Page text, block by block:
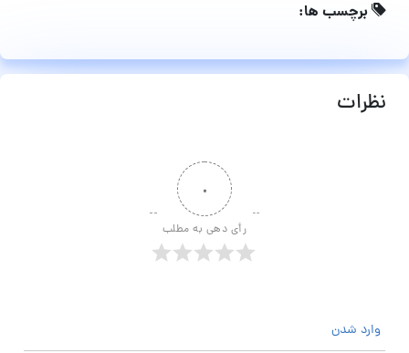
برچسب ها:
نظرات
۰
رأی دهی به مطلب
وارد شدن